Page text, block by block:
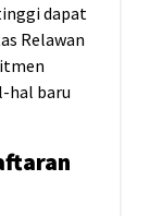
dapat
Relawan
hal baru